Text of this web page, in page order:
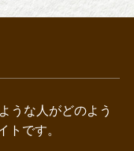
うな人がどのよう
です。